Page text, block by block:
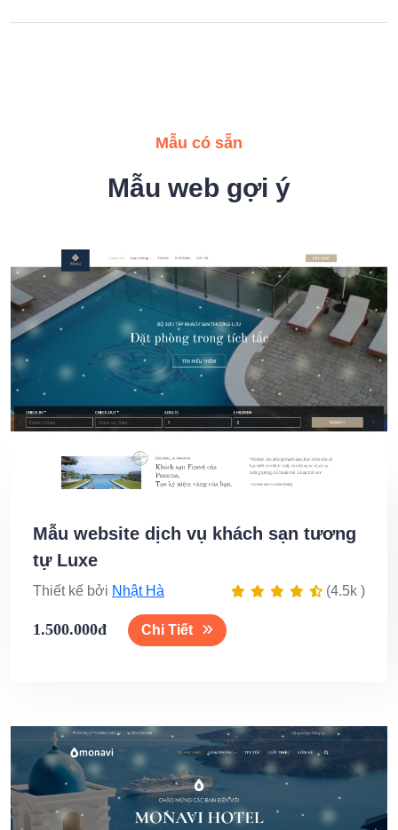
Mẫu có sẵn
Mẫu web gợi ý
Mẫu website dịch vụ khách sạn tương
tự Luxe
Thiết kế bởi Nhật Hà (4.5k )
1.500.000đ Chi Tiết